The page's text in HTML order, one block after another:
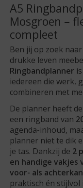
A5
Mosgroen –
compleet
Ben jij op zoek
drukke leven
Ringbandplanner
iedereen die werk,
combineren met
De planner heeft
een ringband van
agenda-inhoud,
planner niet te dik
je tas. Dankzij de 2
en handige vakjes
voor- als
praktisch én stijlvol